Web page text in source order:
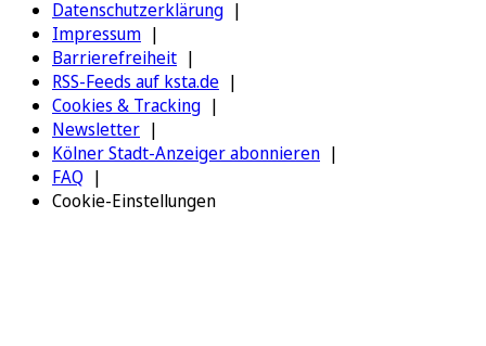
Datenschutzerklärung
Impressum
Barrierefreiheit
RSS-Feeds auf ksta.de
Cookies & Tracking
Newsletter
Kölner Stadt-Anzeiger abonnieren
FAQ
Cookie-Einstellungen